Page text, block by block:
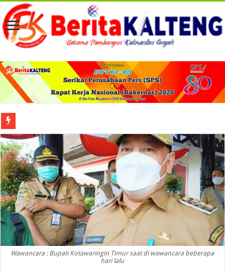
Viral! Selama Dua Bulan Lebih Siltap Serta Tunjangan Pemdes dan BPD di
Wawancara : Bupati Kotawaringin Timur saat di wawancara beberapa
hari lalu